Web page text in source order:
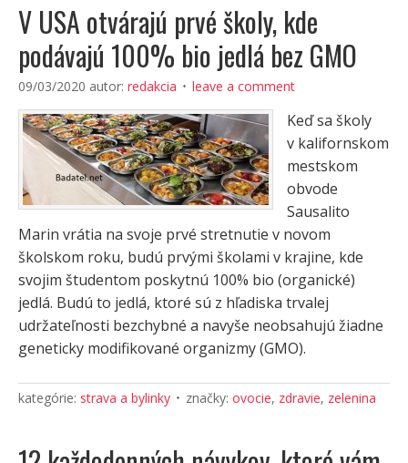
V USA otvárajú prvé školy, kde
podávajú 100% bio jedlá bez GMO
09/03/2020 autor: redakcia leave a comment
Keď sa školy
v kalifornskom
mestskom
obvode
Sausalito
Marin vrátia na svoje prvé stretnutie v novom
školskom roku, budú prvými školami v krajine, kde
svojim študentom poskytnú 100% bio (organické)
jedlá. Budú to jedlá, ktoré sú z hľadiska trvalej
udržateľnosti bezchybné a navyše neobsahujú žiadne
geneticky modifikované organizmy (GMO).
kategórie: strava a bylinky značky: ovocie, zdravie, zelenina